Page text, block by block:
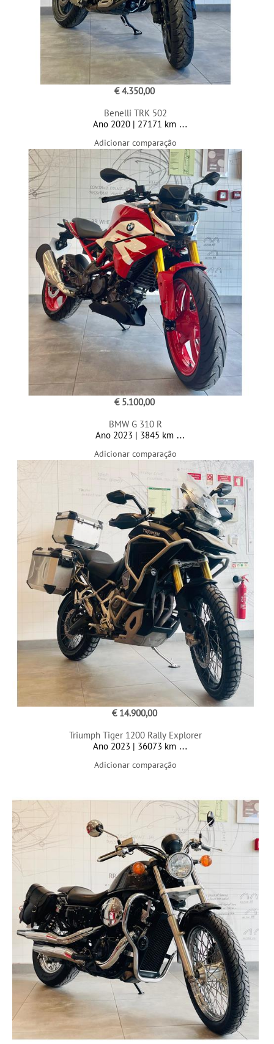
€ 4.350,00
Benelli TRK 502
Ano 2020 | 27171 km
Adicionar comparação
€ 5.100,00
BMW G 310 R
Ano 2023 | 3845 km
Adicionar comparação
€ 14.900,00
Triumph Tiger 1200 Rally Explorer
Ano 2023 | 36073 km
Adicionar comparação